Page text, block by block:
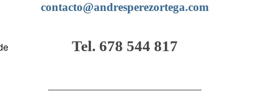
contacto@andresperezortega.com
Tel. 678 544 817